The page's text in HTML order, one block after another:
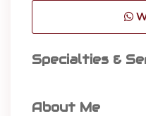
Specialties &
About Me